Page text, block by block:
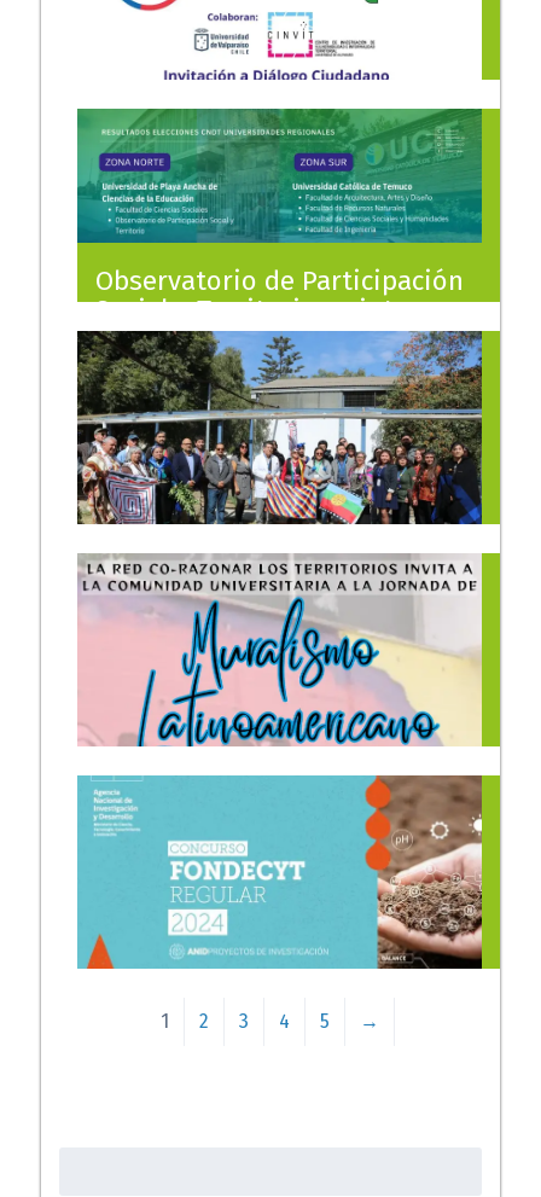
18/08/2024
Invitación a Diálogo
Ciudadano en la Región de
Valparaíso
2/08/2024
Observatorio de Participación
Social y Territorio se integra
al Consejo Nacional de
Desarrollo Territorial (CNDT)
25/07/2024
Co-razonar los Territorios
acompañó a comunidad
Diaguita Campillay
Guacalagasta en ceremonia
de desagravio por parte del
Hospital Carlos Van Buren
15/04/2024
Adjudicación FONDECYT
1 2 3 4 5 →